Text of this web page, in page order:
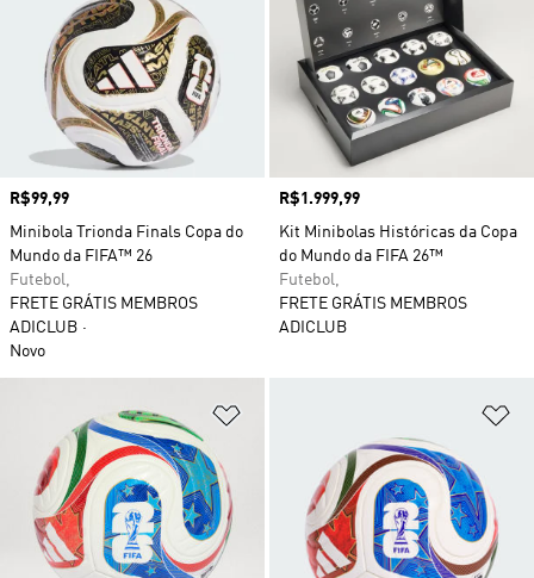
Preço
R$99,99
Minibola Trionda Finals Copa do
Mundo da FIFA™ 26
Futebol,
FRETE GRÁTIS MEMBROS
ADICLUB
Novo
Preço
R$1.999,99
Kit Minibolas Históricas da Copa
do Mundo da FIFA 26™
Futebol,
FRETE GRÁTIS MEMBROS
ADICLUB